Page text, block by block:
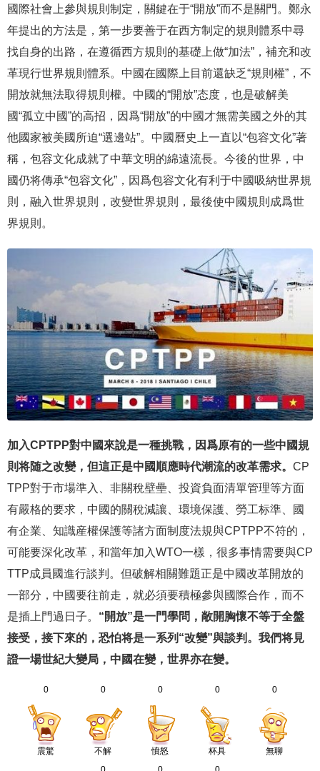
國際社會上參與規則制定，關鍵在于“開放”而不是關門。鄭永
年提出的方法是，第一步要善于在西方制定的規則體系中尋
找自身的出路，在遵循西方規則的基礎上做“加法”，補充和改
革現行世界規則體系。中國在國際上目前還缺乏“規則權”，不
開放就無法取得規則權。中國的“開放”态度，也是破解美
國“孤立中國”的高招，因爲“開放”的中國才無需美國之外的其
他國家被美國所迫“選邊站”。中國曆史上一直以“包容文化”著
稱，包容文化成就了中華文明的綿遠流長。今後的世界，中
國仍将傳承“包容文化”，因爲包容文化有利于中國吸納世界規
則，融入世界規則，改變世界規則，最後使中國規則成爲世
界規則。
加入CPTPP對中國來說是一種挑戰，因爲原有的一些中國規
則将随之改變，但這正是中國順應時代潮流的改革需求。 CP
TPP對于市場準入、非關稅壁壘、投資負面清單管理等方面
有嚴格的要求，中國的關稅減讓、環境保護、勞工标準、國
有企業、知識産權保護等諸方面制度法規與CPTPP不符的，
可能要深化改革，和當年加入WTO一樣，很多事情需要與CP
TTP成員國進行談判。但破解相關難題正是中國改革開放的
一部分，中國要往前走，就必須要積極參與國際合作，而不
是插上門過日子。 “開放”是一門學問，敞開胸懷不等于全盤
接受，接下來的，恐怕将是一系列“改變”與談判。我們将見
證一場世紀大變局，中國在變，世界亦在變。
0
震驚
0
不解
0
憤怒
0
杯具
0
無聊